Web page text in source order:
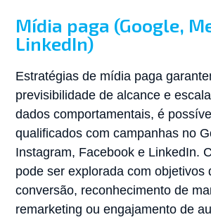
Mídia paga (Google,
LinkedIn)
Estratégias de mídia paga
previsibilidade de alcance e
dados comportamentais, é
qualificados com campanhas no
Instagram, Facebook e LinkedIn.
pode ser explorada com objetivos
conversão, reconhecimento de
remarketing ou engajamento de